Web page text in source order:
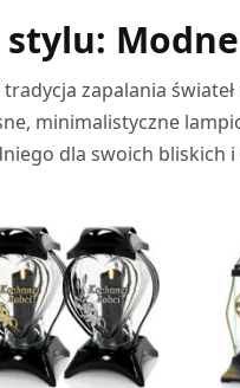
zapalania
minimalistyczne
dla swoich bliskich i